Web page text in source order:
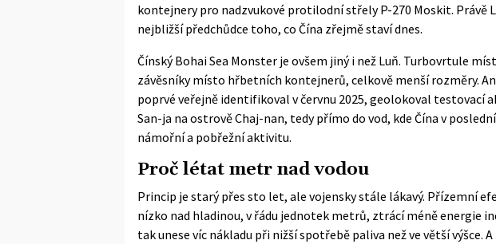
kontejnery pro nadzvukové protilodní střely P-270 Moskit. Právě
nejbližší předchůdce toho, co Čína zřejmě staví dnes.
Čínský Bohai Sea Monster je ovšem jiný i než Luň. Turbovrtule
závěsníky místo hřbetních kontejnerů, celkově menší rozměry.
poprvé veřejně identifikoval v červnu 2025, geolokoval testovací
San-ja na ostrově Chaj-nan, tedy přímo do vod, kde Čína v
námořní a pobřežní aktivitu.
Proč létat metr nad vodou
Princip je starý přes sto let, ale vojensky stále lákavý. Přízemní
nízko nad hladinou, v řádu jednotek metrů, ztrácí méně energie
tak unese víc nákladu při nižší spotřebě paliva než ve větší výšce.